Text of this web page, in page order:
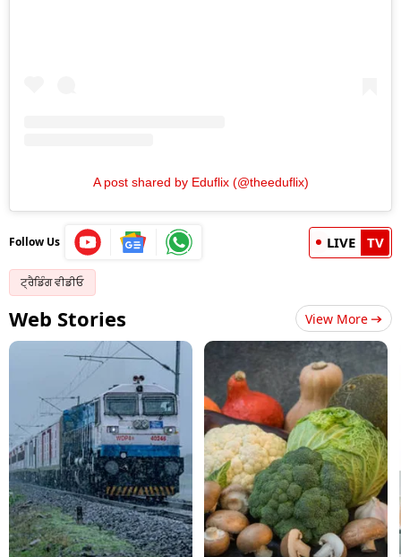
A post shared by Eduflix (@theeduflix)
Follow Us LIVE TV
ਟ੍ਰੈਡਿੰਗ ਵੀਡੀਓ
Web Stories View More